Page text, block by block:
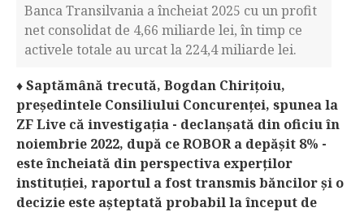
Banca Transilvania a încheiat 2025 cu un profit
net consolidat de 4,66 miliarde lei, în timp ce
activele totale au urcat la 224,4 miliarde lei.
♦Saptămână trecută, Bogdan Chiriţoiu,
preşedintele Consiliului Concurenţei, spunea la
ZF Live că investigaţia - declanşată din oficiu în
noiembrie 2022, după ce ROBOR a depăşit 8% -
este încheiată din perspectiva experţilor
instituţiei, raportul a fost transmis băncilor şi o
decizie este aşteptată probabil la început de